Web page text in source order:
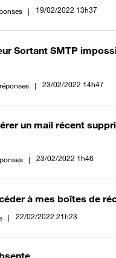
‎19/02/2022 13h37
Sortant SMTP
réponses ‎23/02/2022 14h47
un mail récent
‎23/02/2022 1h46
à mes boîtes de
‎22/02/2022 21h23